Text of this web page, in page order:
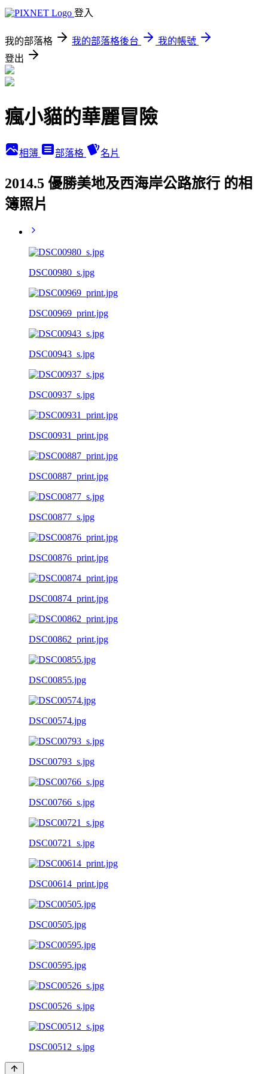
登入
我的部落格 我的部落格後台
我的帳號
登出
瘋小貓的華麗冒險
相簿 部落格 名片
2014.5 優勝美地及西海岸公路旅行 的相
簿照片
DSC00980_s.jpg
DSC00969_print.jpg
DSC00943_s.jpg
DSC00937_s.jpg
DSC00931_print.jpg
DSC00887_print.jpg
DSC00877_s.jpg
DSC00876_print.jpg
DSC00874_print.jpg
DSC00862_print.jpg
DSC00855.jpg
DSC00574.jpg
DSC00793_s.jpg
DSC00766_s.jpg
DSC00721_s.jpg
DSC00614_print.jpg
DSC00505.jpg
DSC00595.jpg
DSC00526_s.jpg
DSC00512_s.jpg